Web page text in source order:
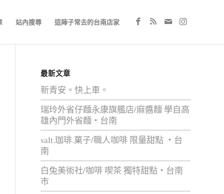
站內搜尋 這陣子常去的台南店家
最新文章
新青安。快上車。
瑞玲外省仔麵永康旗艦店/麻醬麵 學自高
雄內門外省麵‧台南
salt.珈琲.菓子/職人咖啡 限量甜點 ‧台
南
白兔美術社/咖啡 喫茶 獨特甜點‧台南
市